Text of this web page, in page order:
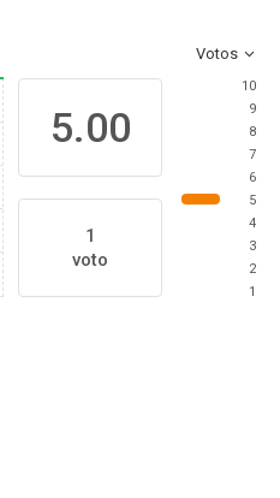
Votos
5.00
1
voto
10
9
8
7
6
5
4
3
2
1